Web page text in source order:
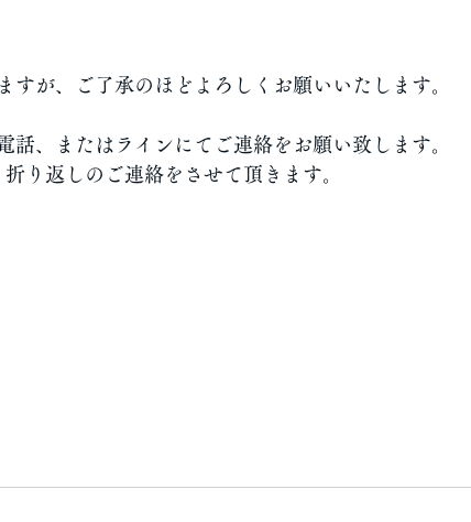
すが、ご了承のほどよろしくお願いいたします。
、またはラインにてご連絡をお願い致します。
り返しのご連絡をさせて頂きます。